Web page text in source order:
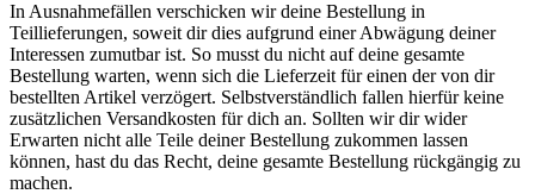
In Ausnahmefällen verschicken wir deine Bestellung in
Teillieferungen, soweit dir dies aufgrund einer Abwägung deiner
Interessen zumutbar ist. So musst du nicht auf deine gesamte
Bestellung warten, wenn sich die Lieferzeit für einen der von dir
bestellten Artikel verzögert. Selbstverständlich fallen hierfür keine
zusätzlichen Versandkosten für dich an. Sollten wir dir wider
Erwarten nicht alle Teile deiner Bestellung zukommen lassen
können, hast du das Recht, deine gesamte Bestellung rückgängig zu
machen.